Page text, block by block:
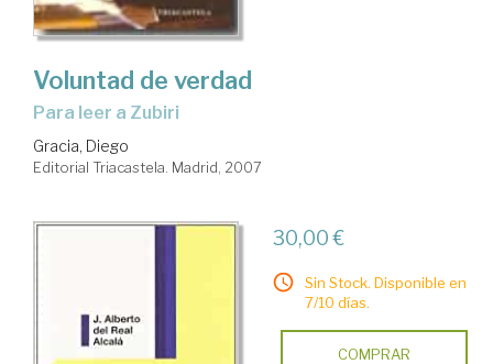
Voluntad de verdad
para leer a Zubiri
Gracia, Diego
Editorial Triacastela. Madrid, 2007
30,00 €
Sin Stock. Disponible en
7/10 días.
COMPRAR